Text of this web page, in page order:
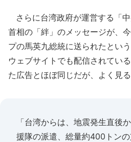
さらに台湾政府が運営する「
首相の「絆」のメッセージが、
プの馬英九総統に送られたとい
ウェブサイトでも配信されてい
た広告とほぼ同じだが、よく見る
「台湾からは、地震発生直後
援隊の派遣、総量約400トン